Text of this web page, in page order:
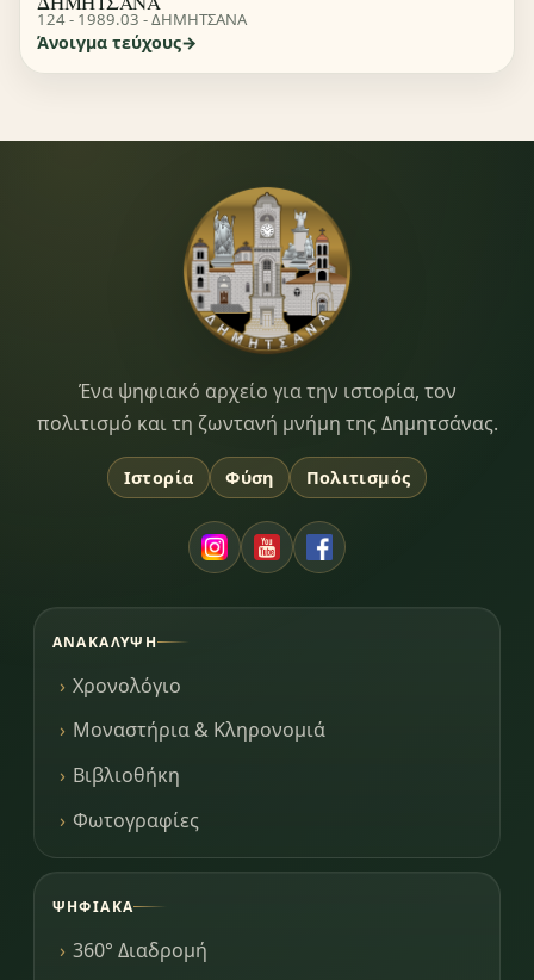
124 - 1989.03 - ΔΗΜΗΤΣΑΝΑ
Άνοιγμα τεύχους
Dimitsana.gr
Ένα ψηφιακό αρχείο για την ιστορία, τον
πολιτισμό και τη ζωντανή μνήμη της Δημητσάνας.
Ιστορία Φύση Πολιτισμός
ΑΝΑΚΆΛΥΨΗ
Χρονολόγιο
Μοναστήρια & Κληρονομιά
Βιβλιοθήκη
Φωτογραφίες
ΨΗΦΙΑΚΆ
360° Διαδρομή